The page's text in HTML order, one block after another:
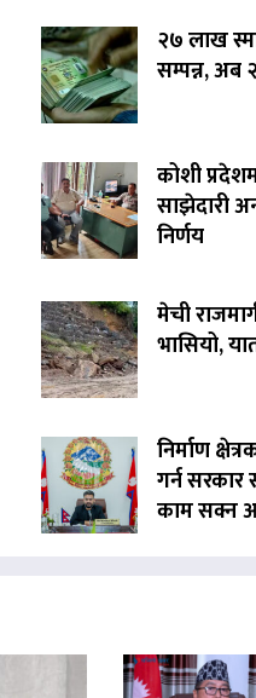
२७ लाख
सम्पन्न, अब
कोशी
साझेदारी
निर्णय
मेची
भासियो,
निर्माण
गर्न
काम सक्न